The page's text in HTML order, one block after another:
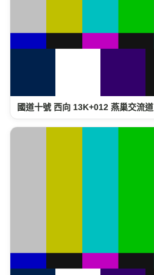
國道十號 西向 13K+012 燕巢交流道